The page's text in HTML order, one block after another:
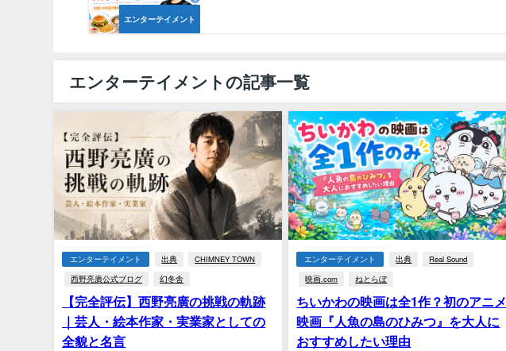
エンターテイメント
エンターテイメントの記事一覧
エンターテイメント 出典
CHIMNEY TOWN
西野亮廣公式ブログ
幻冬舎
【完全評伝】西野亮廣の挑戦の軌跡
｜芸人・絵本作家・実業家としての
全貌と名言
エンターテイメント 出典
Real Sound
映画.com
ねとらぼ
ちいかわの映画は全1作？初のアニメ
映画『人魚の島のひみつ』を大人に
おすすめしたい理由